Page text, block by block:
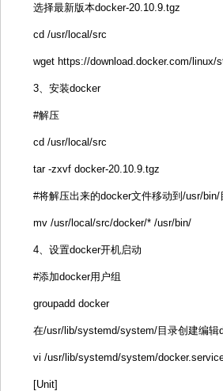
选择最新版本docker-20.10.9.tgz
cd /usr/local/src
wget https://download.docker.com/
3、安装docker
#解压
cd /usr/local/src
tar -zxvf docker-20.10.9.tgz
#将解压出来的docker文件移动到/usr/bin/
mv /usr/local/src/docker/* /usr/bin/
4、设置docker开机启动
#添加docker用户组
groupadd docker
在/usr/lib/systemd/system/目录创建编辑
vi /usr/lib/systemd/system/
[Unit]